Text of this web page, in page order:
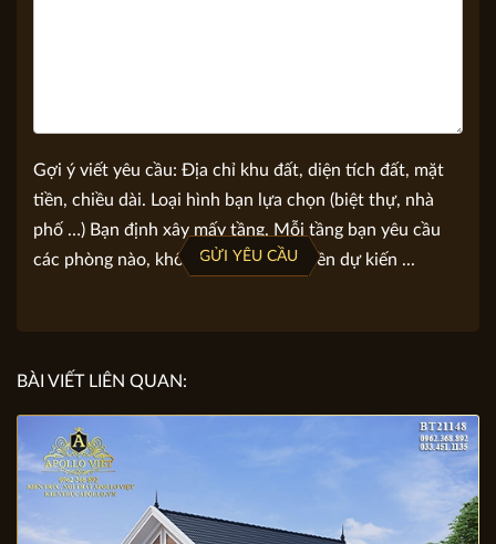
Gợi ý viết yêu cầu: Địa chỉ khu đất, diện tích đất, mặt
BÀI VIẾT LIÊN QUAN: